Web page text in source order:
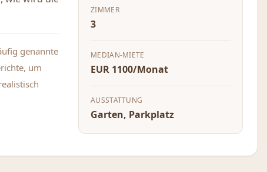
genannte
um
ZIMMER
3
MEDIAN-MIETE
EUR 1100/Monat
AUSSTATTUNG
Garten, Parkplatz